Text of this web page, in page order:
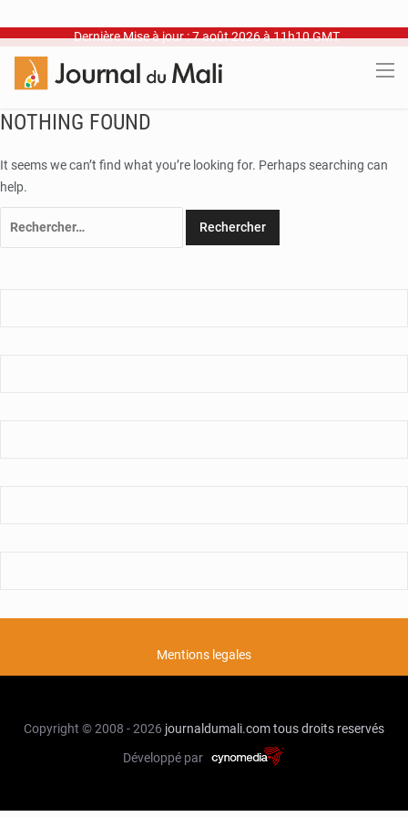
Dernière Mise à jour : 7 août 2026 à 11h10 GMT
NOTHING FOUND
It seems we can’t find what you’re looking for. Perhaps searching can
help.
Mentions legales
Copyright © 2008 - 2026 journaldumali.comtous droits reservés
Développé par